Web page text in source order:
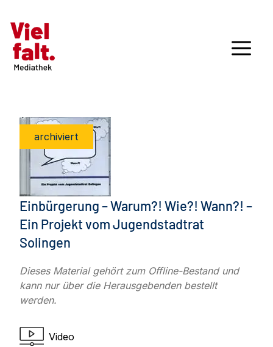
archiviert
Einbürgerung – Warum?! Wie?! Wann?! –
Ein Projekt vom Jugendstadtrat
Solingen
Dieses Material gehört zum Offline-Bestand und
kann nur über die Herausgebenden bestellt
werden.
Video